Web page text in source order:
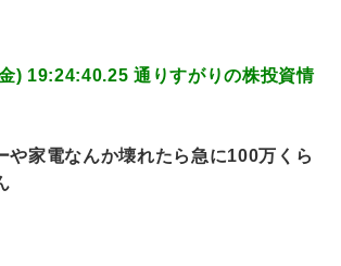
) 19:24:40.25 通りすがりの株投資情
や家電なんか壊れたら急に100万くら